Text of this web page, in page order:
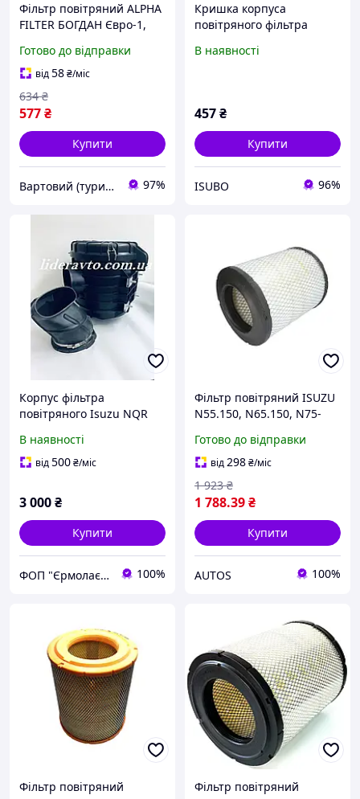
Фільтр повітряний ALPHA
FILTER БОГДАН Євро-1,
0763) (3997-vart)
Готово до відправки
від58₴/міс
577₴
634 ₴
Купити
Вартовий (туризм, полювання та рибалка) 97%
Кришка корпуса
повітряного фільтра
ISUZU NQR
В наявності
457₴
Купити
ISUBO 96%
Корпус фільтра
повітряного Isuzu NQR
Е-4/Е-5 ATAMAN у зборі
8972280842
В наявності
від500₴/міс
3 000₴
Купити
ФОП "Єрмолаєв Ю.П." 100%
Фільтр повітряний ISUZU
N55.150, N65.150, N75-
N35, M55, N35 M21, NPR
300, NPR 75, P65, P75,
N75, NKR 85,
Готово до відправки
від298₴/міс
1 788.39₴
1 923 ₴
Купити
AUTOS 100%
Фільтр повітряний
Фільтр повітряний